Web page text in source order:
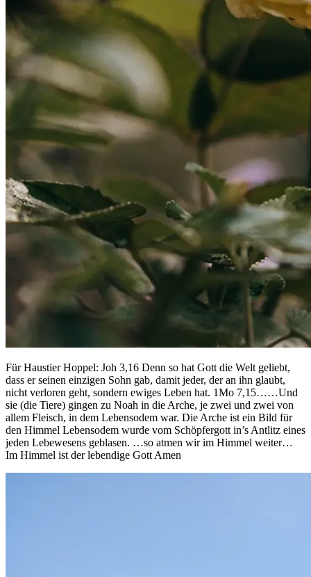
Für Haustier Hoppel: Joh 3,16 Denn so hat Gott die Welt geliebt,
dass er seinen einzigen Sohn gab, damit jeder, der an ihn glaubt,
nicht verloren geht, sondern ewiges Leben hat. 1Mo 7,15……Und
sie (die Tiere) gingen zu Noah in die Arche, je zwei und zwei von
allem Fleisch, in dem Lebensodem war. Die Arche ist ein Bild für
den Himmel Lebensodem wurde vom Schöpfergott in’s Antlitz eines
jeden Lebewesens geblasen. …so atmen wir im Himmel weiter…
Im Himmel ist der lebendige Gott Amen